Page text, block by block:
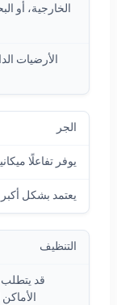
الخارجية، أو
الأرضيات
الجر
يوفر تفاعلًا
يعتمد بشكل
التنظيف
قد يتطلب